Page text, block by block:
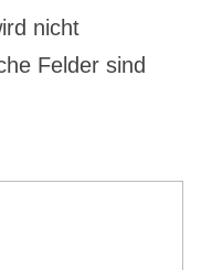
nicht
Felder sind